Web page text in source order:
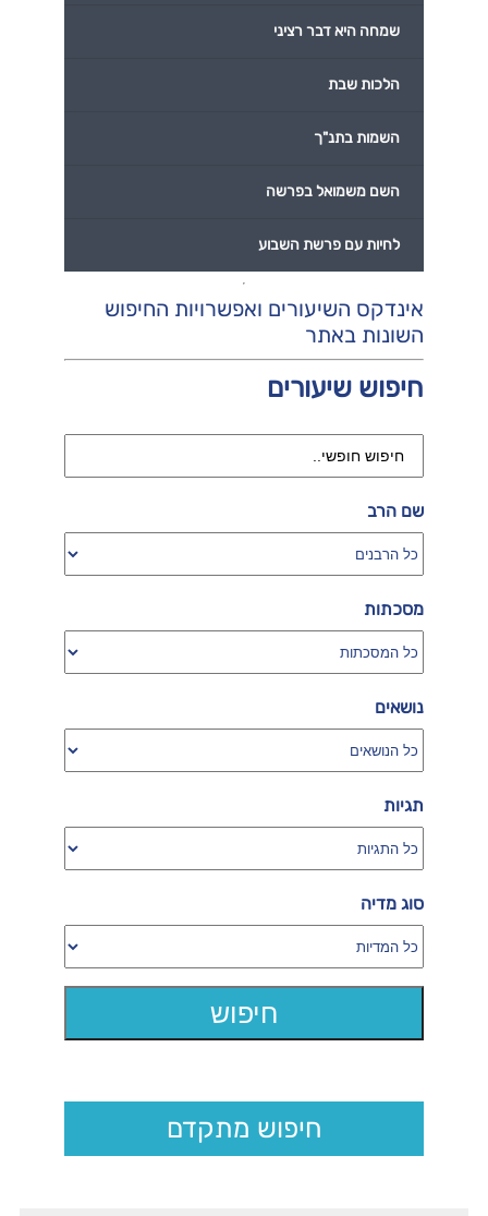
אינדקס השיעורים ואפשרויות החיפוש
השונות באתר
חיפוש שיעורים
שם הרב
מסכתות
נושאים
תגיות
סוג מדיה
חיפוש מתקדם
שמחה היא דבר רציני
הלכות שבת
השמות בתנ"ך
השם משמואל בפרשה
לחיות עם פרשת השבוע